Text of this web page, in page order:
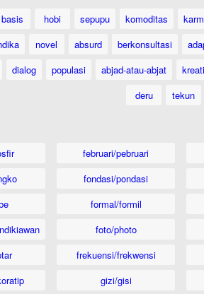
basis hobi sepupu komoditas
novel absurd berkonsultasi
dialog populasi abjad-atau-abjat
deru
tekun
februari/pebruari
fondasi/pondasi
formal/formil
foto/photo
frekuensi/frekwensi
gizi/gisi